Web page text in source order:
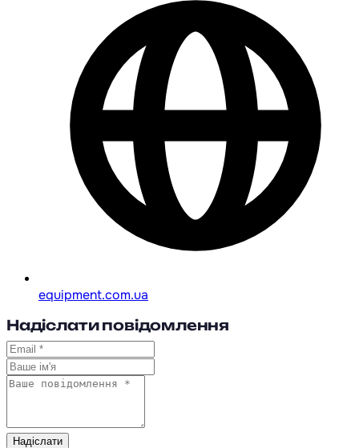
equipment.com.ua
Надіслати повідомлення
Надіслати